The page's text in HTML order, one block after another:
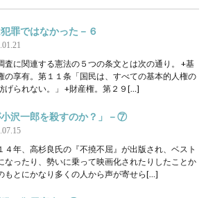
罪ではなかった－６
に関連する憲法の５つの条文とは次の通り。 +基
の享有。第１１条「国民は、すべての基本的人権の
げられない。」 +財産権。第２９[…]
小沢一郎を殺すのか？」－⑦
年、高杉良氏の『不撓不屈』が出版され、ベスト
なったり、勢いに乗って映画化されたりしたことか
もとにかなり多くの人から声が寄せら[…]